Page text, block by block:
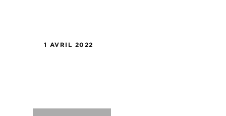
1 AVRIL 2022